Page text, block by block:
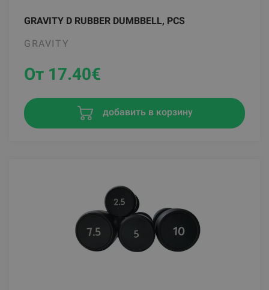
GRAVITY D RUBBER DUMBBELL, PCS
GRAVITY
От 17.40€
добавить в корзину